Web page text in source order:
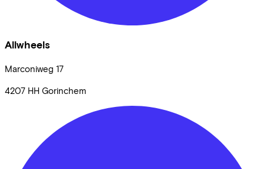
Allwheels
Marconiweg 17
4207 HH Gorinchem